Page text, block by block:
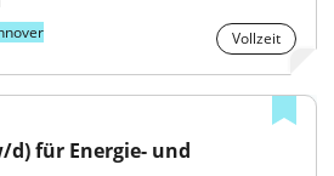
Vollzeit
d) für Energie- und